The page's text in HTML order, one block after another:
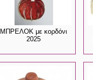
ΜΠΡΕΛΟΚ με κορδόνι
2025